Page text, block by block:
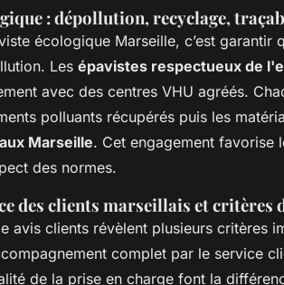
: dépollution, recyclage,
écologique Marseille, c’est garantir
Les épavistes respectueux de
avec des centres VHU agréés.
polluants récupérés puis les
Marseille. Cet engagement favorise
des normes.
des clients marseillais et critères
avis clients révèlent plusieurs critères
complet par le service
de la prise en charge font la